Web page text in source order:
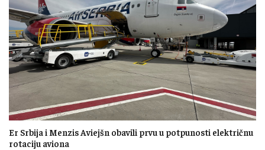
Er Srbija i Menzis Aviejšn obavili prvu u potpunosti električnu
rotaciju aviona